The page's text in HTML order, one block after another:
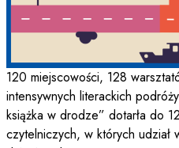
120 miejscowości, 128
intensywnych literackich
książka w drodze” dotarła do
czytelniczych, w których udział